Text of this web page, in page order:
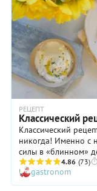
РЕЦЕПТ
Классический
Классический
никогда! Именно с
силы в «блинном»
Следует только
первых, муку
она более
4.86 (73)
gastronom